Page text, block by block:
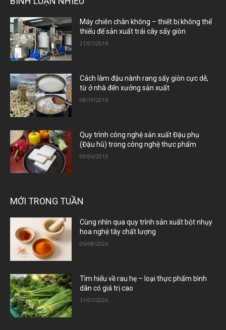
Máy chiên chân không – thiết bị không thể
thiếu để sản xuất trái cây sấy giòn
21/07/2014
Cách làm đậu nành rang sấy giòn cực dễ,
từ ở nhà đến xưởng sản xuất
08/10/2014
Quy trình công nghệ sản xuất Đậu phụ
(Đậu hũ) trong công nghệ thực phẩm
09/06/2013
MỚI TRONG TUẦN
Cùng nhìn qua quy trình sản xuất bột nhụy
hoa nghệ tây chất lượng
06/08/2026
Tìm hiểu về rau hẹ – loại thực phẩm bình
dân có giá trị cao
31/07/2026